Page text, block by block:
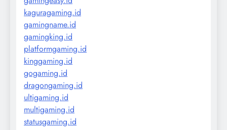
kaguragaming.id
gamingname.id
gamingking.id
platformgaming.id
kinggaming.id
gogaming.id
dragongaming.id
ultigaming.id
multigaming.id
statusgaming.id